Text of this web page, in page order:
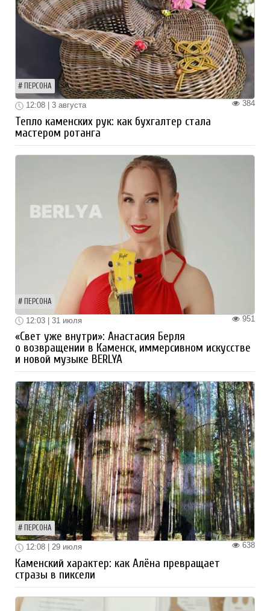
ПЕРСОНА
384
12:08 | 3 августа
Тепло каменских рук: как бухгалтер стала
мастером ротанга
ПЕРСОНА
951
12:03 | 31 июля
«Свет уже внутри»: Анастасия Берля
о возвращении в Каменск, иммерсивном искусстве
и новой музыке BERLYA
ПЕРСОНА
638
12:08 | 29 июля
Каменский характер: как Алёна превращает
стразы в пиксели